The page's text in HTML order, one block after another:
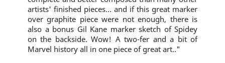
artists' finished pieces... and if this great marker
over graphite piece were not enough, there is
also a bonus Gil Kane marker sketch of Spidey
on the backside. Wow! A two-fer and a bit of
Marvel history all in one piece of great art.."